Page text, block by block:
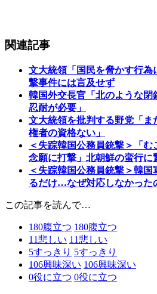
関連記事
文大統領「国民を脅かす行
撃事件には言及せず
韓国外交長官「北のような
忍耐が必要」
文大統領を批判する野党「ま
権者の資格ない」
＜失踪韓国公務員銃撃＞「
念願に打撃」北朝鮮の蛮行に
＜失踪韓国公務員銃撃＞韓
るだけ…なぜ対応しなかった
この記事を読んで…
180腹立つ 180腹立つ
11悲しい 11悲しい
5すっきり 5すっきり
106興味深い 106興味深い
0役に立つ 0役に立つ